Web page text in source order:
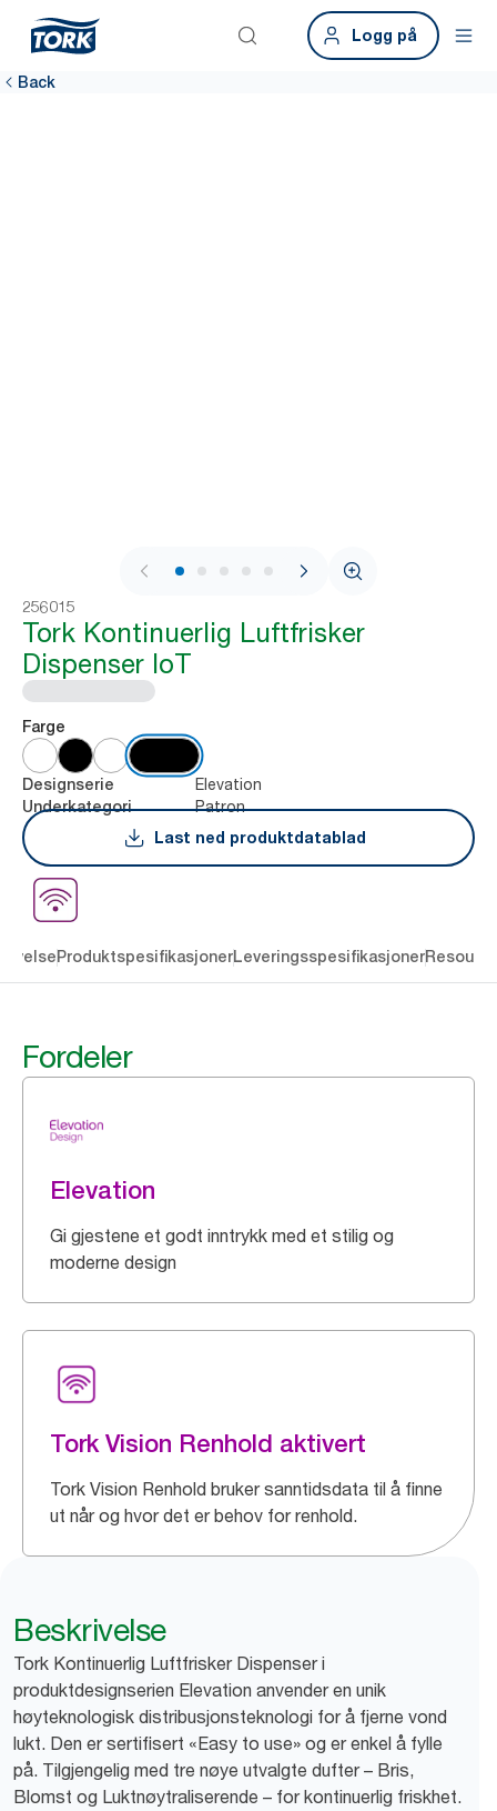
Logg på
Back
1 / 7
256015
Tork Kontinuerlig Luftfrisker
Dispenser IoT
Farge
Designserie Elevation
Underkategori
Patron
Last ned produktdatablad
ProduktspesifikasjonerLeveringsspesifikasjoner
Fordeler
Elevation
Gi gjestene et godt inntrykk med et stilig og
moderne design
Tork Vision Renhold aktivert
Tork Vision Renhold bruker sanntidsdata til å finne
ut når og hvor det er behov for renhold.
Beskrivelse
Tork Kontinuerlig Luftfrisker Dispenser i
produktdesignserien Elevation anvender en unik
høyteknologisk distribusjonsteknologi for å fjerne vond
lukt. Den er sertifisert «Easy to use» og er enkel å fylle
på. Tilgjengelig med tre nøye utvalgte dufter – Bris,
Blomst og Luktnøytraliserende – for kontinuerlig friskhet.